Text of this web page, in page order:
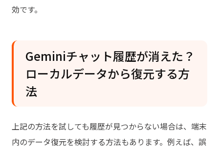
効です。
Geminiチャット履歴が消えた？
ローカルデータから復元する方
法
上記の方法を試しても履歴が見つからない場合は、端末
内のデータ復元を検討する方法もあります。例えば、誤